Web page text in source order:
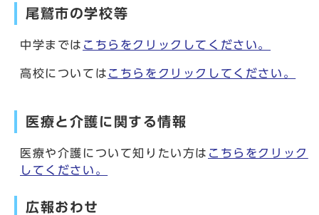
尾鷲市の学校等
中学までは こちらをクリックしてください。
高校については こちらをクリックしてください。
医療と介護に関する情報
医療や介護について知りたい方は こちらをクリック
してください。
広報おわせ